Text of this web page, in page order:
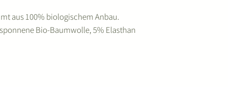
aus 100% biologischem Anbau.
Bio-Baumwolle, 5% Elasthan